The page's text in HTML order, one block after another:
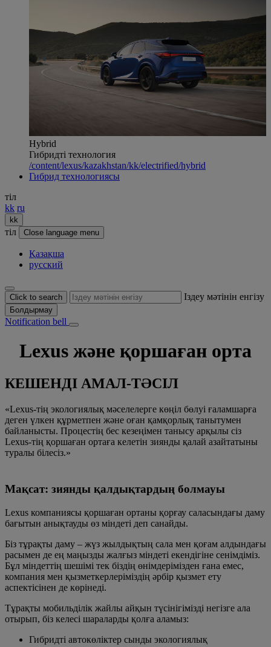
Hybrid
Гибридті технология
/content/lexus/kazakhstan/kk/electrified/hybrid
Гибрид технологиясы
тіл
kk ru
kk
тіл Close language menu
Қазақша
русский
Click to search Іздеу мәтінін енгізу
Болдырмау
Notification bell
Lexus және қоршаған орта
КЕШЕНДІ АМАЛ-ТӘСІЛ
«Lexus-тің экологиялық мәселелерге көңіл бөлуі ғаламшарға
деген үлкен құрметпен және оған қамқорлық танытумен
байланысты. Процестің бес кезеңімен танысу арқылы сіз
Lexus-тің қоршаған ортаға келетін зиянды қалай азайтатыны
туралы білесіз.»
Мақсат: зиянды қалдықтардың болмауы
Lexus компаниясы қоршаған ортаны қорғау саласындағы даму
бағытын анықтауды өз міндеті деп санайды.
Біз тұрақты даму – жүз жылдықтың сала мен қоғам алдындағы
расымен де ең маңызды жалғыз міндеті екендігіне сенімдіміз.
Бұл міндеттің шешімі тек біздің өнімдерімізден ғана емес,
компания мен қызметкерлеріміздің әрбір қызмет ету
аспектісінен де көрінеді.
Тұрақты мобильділік жайлы айқын түсінігімізді негізге ала
отырып, біз келесі шараларды қолға аламыз:
Гибридті автокөліктер сынды экологиялық